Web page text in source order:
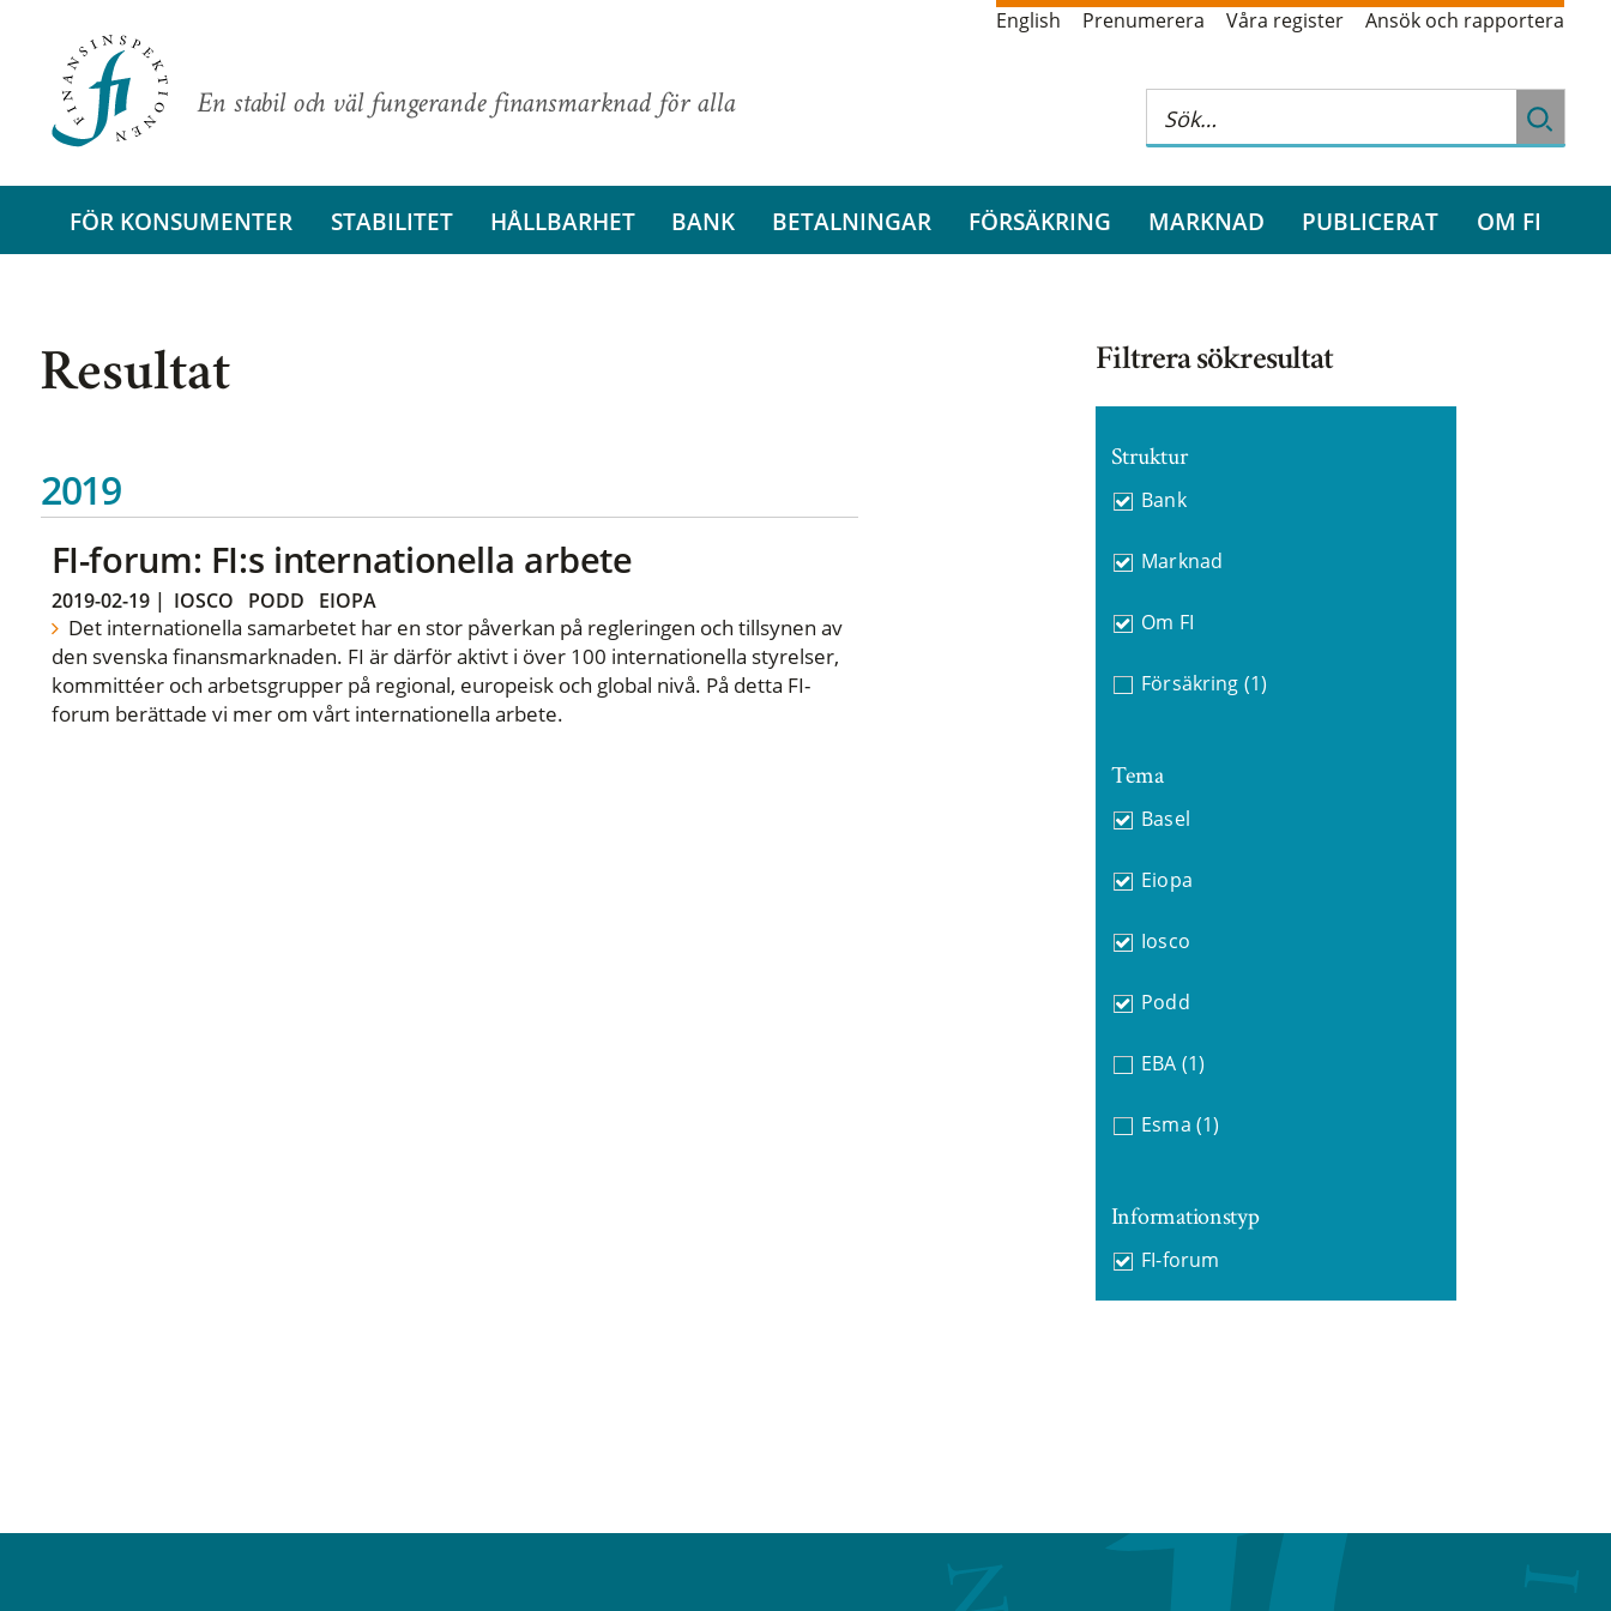
En stabil och väl fungerande finansmarknad för alla
English Prenumerera Våra register Ansök och rapportera
FÖR KONSUMENTER STABILITET HÅLLBARHET BANK BETALNINGAR FÖRSÄKRING MARKNAD PUBLICERAT OM FI
Resultat
2019
FI-forum: FI:s internationella arbete
2019-02-19| IOSCO PODD EIOPA
Det internationella samarbetet har en stor påverkan på regleringen och tillsynen av
den svenska finansmarknaden. FI är därför aktivt i över 100 internationella styrelser,
kommittéer och arbetsgrupper på regional, europeisk och global nivå. På detta FI-
forum berättade vi mer om vårt internationella arbete.
Filtrera sökresultat
Struktur
Bank
Marknad
Om FI
Försäkring (1)
Tema
Basel
Eiopa
Iosco
Podd
EBA (1)
Esma (1)
Informationstyp
FI-forum